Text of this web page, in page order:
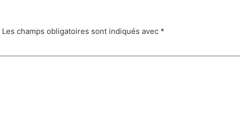
Les champs obligatoires sont indiqués avec *